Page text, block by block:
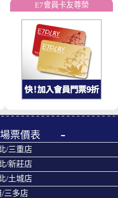
E7會員卡友尊榮
票價表
/三重店
/新莊店
/土城店
/三多店